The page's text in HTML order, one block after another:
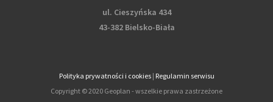
ul. Cieszyńska 434
43-382 Bielsko-Biała
Polityka prywatności i cookies| Regulamin serwisu
Copyright © 2020 Geoplan - wszelkie prawa zastrzeżone